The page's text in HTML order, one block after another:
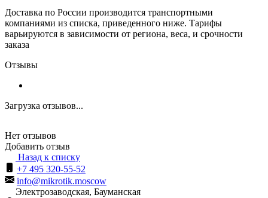
Доставка по России производится транспортными
компаниями из списка, приведенного ниже. Тарифы
варьируются в зависимости от региона, веса, и срочности
заказа
Отзывы
Загрузка отзывов...
Нет отзывов
Добавить отзыв
Назад к списку
+7 495 320-55-52
info@mikrotik.moscow
Электрозаводская, Бауманская